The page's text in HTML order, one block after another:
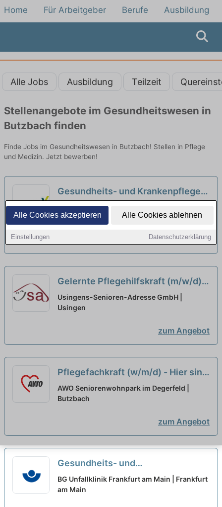
Alle Cookies akzeptieren Alle Cookies ablehnen
Einstellungen Datenschutzerklärung
Home Für Arbeitgeber Berufe Ausbildung
Alle Jobs Ausbildung Teilzeit
Stellenangebote im Gesundheitswesen in
Butzbach finden
Finde Jobs im Gesundheitswesen in Butzbach! Stellen in Pflege
und Medizin. Jetzt bewerben!
Gesundheits- und Krankenpfleger
(m/w/d) Homecare für i.v.-
Therapien / Direktvermittlung /
Careforce GmbH | Frankfurt am Main
zum Angebot
Gelernte Pflegehilfskraft (m/w/d)
für den Tagdienst - Dein neuer
Arbeitsplatz mit Kompetenz und
Usingens-Senioren-Adresse GmbH |
Usingen
zum Angebot
Pflegefachkraft (w/m/d) - Hier sind
Sie richtig! neu
AWO Seniorenwohnpark im Degerfeld |
Butzbach
zum Angebot
Gesundheits- und
Krankenpfleger:in (w/m/d) für die
Abteilung Rückenmarkverletzte -
BG Unfallklinik Frankfurt am Main | Frankfurt
am Main